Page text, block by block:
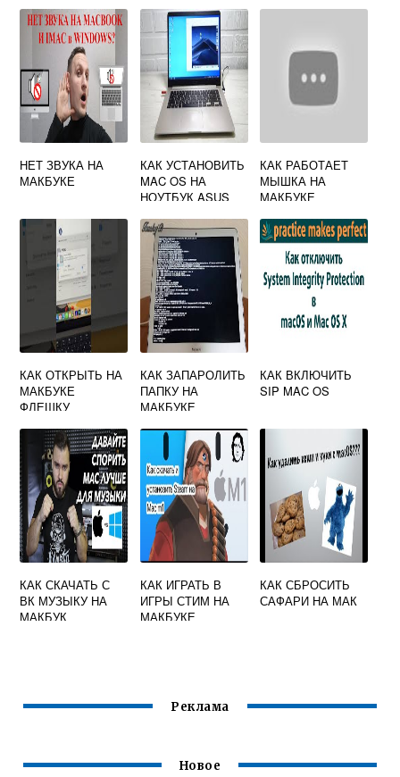
НЕТ ЗВУКА НА
МАКБУКЕ
КАК УСТАНОВИТЬ
MAC OS НА
НОУТБУК ASUS
КАК РАБОТАЕТ
МЫШКА НА
МАКБУКЕ
КАК ОТКРЫТЬ НА
МАКБУКЕ
ФЛЕШКУ
КАК ЗАПАРОЛИТЬ
ПАПКУ НА
МАКБУКЕ
КАК ВКЛЮЧИТЬ
SIP MAC OS
КАК СКАЧАТЬ С
ВК МУЗЫКУ НА
МАКБУК
КАК ИГРАТЬ В
ИГРЫ СТИМ НА
МАКБУКЕ
КАК СБРОСИТЬ
САФАРИ НА МАК
Реклама
Новое